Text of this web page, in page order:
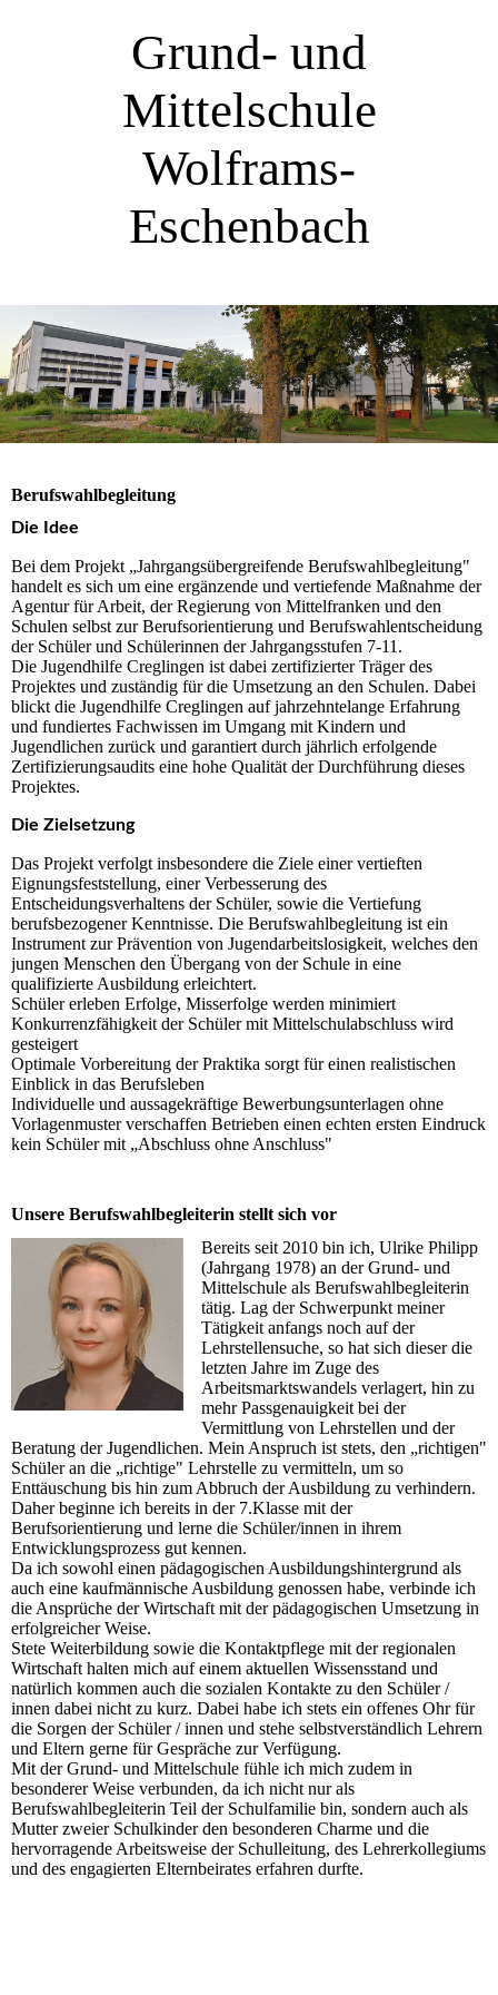
Grund- und
Mittelschule
Wolframs-
Eschenbach
Berufswahlbegleitung
Die Idee
Bei dem Projekt „Jahrgangsübergreifende Berufswahlbegleitung"
handelt es sich um eine ergänzende und vertiefende Maßnahme der
Agentur für Arbeit, der Regierung von Mittelfranken und den
Schulen selbst zur Berufsorientierung und Berufswahlentscheidung
der Schüler und Schülerinnen der Jahrgangsstufen 7-11.
Die Jugendhilfe Creglingen ist dabei zertifizierter Träger des
Projektes und zuständig für die Umsetzung an den Schulen. Dabei
blickt die Jugendhilfe Creglingen auf jahrzehntelange Erfahrung
und fundiertes Fachwissen im Umgang mit Kindern und
Jugendlichen zurück und garantiert durch jährlich erfolgende
Zertifizierungsaudits eine hohe Qualität der Durchführung dieses
Projektes.
Die Zielsetzung
Das Projekt verfolgt insbesondere die Ziele einer vertieften
Eignungsfeststellung, einer Verbesserung des
Entscheidungsverhaltens der Schüler, sowie die Vertiefung
berufsbezogener Kenntnisse. Die Berufswahlbegleitung ist ein
Instrument zur Prävention von Jugendarbeitslosigkeit, welches den
jungen Menschen den Übergang von der Schule in eine
qualifizierte Ausbildung erleichtert.
Schüler erleben Erfolge, Misserfolge werden minimiert
Konkurrenzfähigkeit der Schüler mit Mittelschulabschluss wird
gesteigert
Optimale Vorbereitung der Praktika sorgt für einen realistischen
Einblick in das Berufsleben
Individuelle und aussagekräftige Bewerbungsunterlagen ohne
Vorlagenmuster verschaffen Betrieben einen echten ersten Eindruck
kein Schüler mit „Abschluss ohne Anschluss"
Unsere Berufswahlbegleiterin stellt sich vor
Bereits seit 2010 bin ich, Ulrike Philipp
(Jahrgang 1978) an der Grund- und
Mittelschule als Berufswahlbegleiterin
tätig. Lag der Schwerpunkt meiner
Tätigkeit anfangs noch auf der
Lehrstellensuche, so hat sich dieser die
letzten Jahre im Zuge des
Arbeitsmarktswandels verlagert, hin zu
mehr Passgenauigkeit bei der
Vermittlung von Lehrstellen und der
Beratung der Jugendlichen. Mein Anspruch ist stets, den „richtigen"
Schüler an die „richtige" Lehrstelle zu vermitteln, um so
Enttäuschung bis hin zum Abbruch der Ausbildung zu verhindern.
Daher beginne ich bereits in der 7.Klasse mit der
Berufsorientierung und lerne die Schüler/innen in ihrem
Entwicklungsprozess gut kennen.
Da ich sowohl einen pädagogischen Ausbildungshintergrund als
auch eine kaufmännische Ausbildung genossen habe, verbinde ich
die Ansprüche der Wirtschaft mit der pädagogischen Umsetzung in
erfolgreicher Weise.
Stete Weiterbildung sowie die Kontaktpflege mit der regionalen
Wirtschaft halten mich auf einem aktuellen Wissensstand und
natürlich kommen auch die sozialen Kontakte zu den Schüler /
innen dabei nicht zu kurz. Dabei habe ich stets ein offenes Ohr für
die Sorgen der Schüler / innen und stehe selbstverständlich Lehrern
und Eltern gerne für Gespräche zur Verfügung.
Mit der Grund- und Mittelschule fühle ich mich zudem in
besonderer Weise verbunden, da ich nicht nur als
Berufswahlbegleiterin Teil der Schulfamilie bin, sondern auch als
Mutter zweier Schulkinder den besonderen Charme und die
hervorragende Arbeitsweise der Schulleitung, des Lehrerkollegiums
und des engagierten Elternbeirates erfahren durfte.